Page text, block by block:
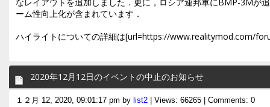
ーム性向上化が含まれています．
ハイライトについての詳細は[url=https://www.realitymod.com/
2020年12月12日のイベントの中止のお知らせ
１２月 12, 2020, 09:01:17 pm by list2 | Views: 66265 | Comments: 0